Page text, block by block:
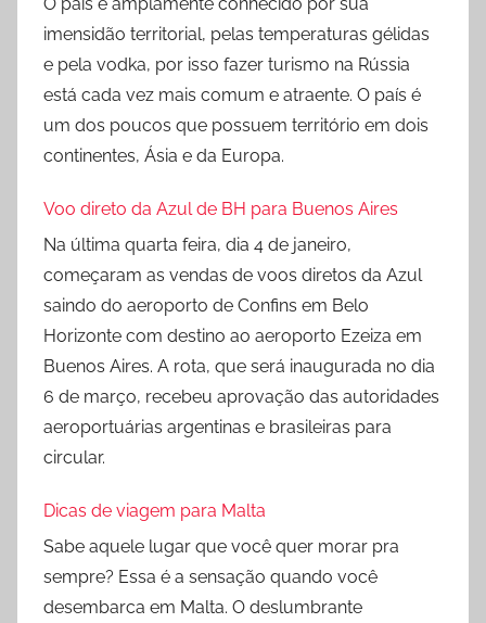
imensidão territorial, pelas temperaturas gélidas
e pela vodka, por isso fazer turismo na Rússia
está cada vez mais comum e atraente. O país é
um dos poucos que possuem território em dois
continentes, Ásia e da Europa.
Voo direto da Azul de BH para Buenos Aires
Na última quarta feira, dia 4 de janeiro,
começaram as vendas de voos diretos da Azul
saindo do aeroporto de Confins em Belo
Horizonte com destino ao aeroporto Ezeiza em
Buenos Aires. A rota, que será inaugurada no dia
6 de março, recebeu aprovação das autoridades
aeroportuárias argentinas e brasileiras para
circular.
Dicas de viagem para Malta
Sabe aquele lugar que você quer morar pra
sempre? Essa é a sensação quando você
desembarca em Malta. O deslumbrante